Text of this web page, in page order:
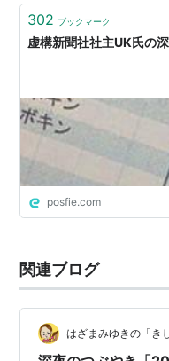
売れれば、１０００万
302 ブックマーク
虚構新聞社社主UK氏の
posfie.com
関連ブログ
はざまみゆきの「き